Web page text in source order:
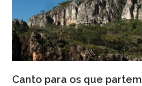
Canto para os que partem